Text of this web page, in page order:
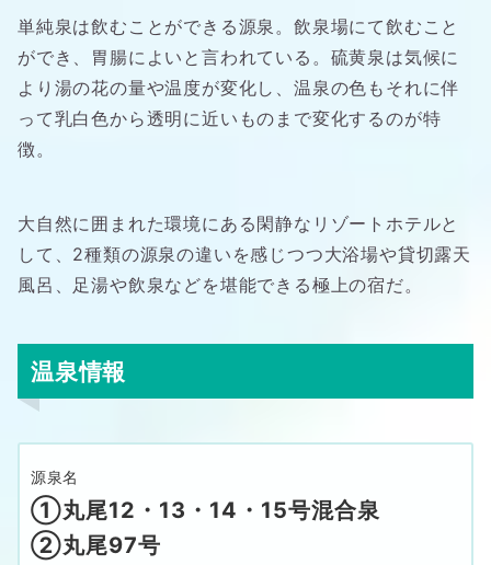
単純泉は飲むことができる源泉。飲泉場にて飲むこと
ができ、胃腸によいと言われている。硫黄泉は気候に
より湯の花の量や温度が変化し、温泉の色もそれに伴
って乳白色から透明に近いものまで変化するのが特
徴。
大自然に囲まれた環境にある閑静なリゾートホテルと
して、2種類の源泉の違いを感じつつ大浴場や貸切露天
風呂、足湯や飲泉などを堪能できる極上の宿だ。
温泉情報
源泉名
①丸尾12・13・14・15号混合泉
②丸尾97号